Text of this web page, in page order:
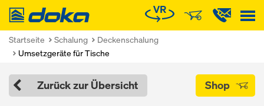
Doka
Startseite Schalung
Deckenschalung
Umsetzgeräte für Tische
Zurück zur Übersicht Shop